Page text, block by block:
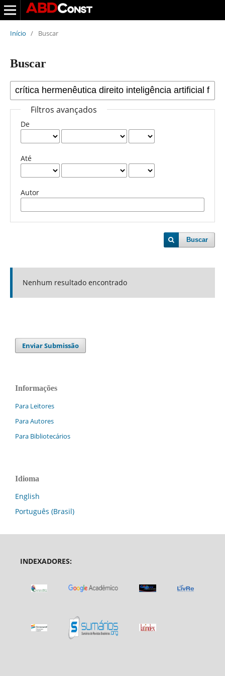
Início / Buscar
Buscar
Filtros avançados
De
Até
Autor
Buscar
Nenhum resultado encontrado
Enviar Submissão
Informações
Para Leitores
Para Autores
Para Bibliotecários
Idioma
English
Português (Brasil)
INDEXADORES: